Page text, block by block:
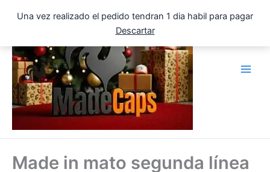
Una vez realizado el pedido tendran 1 dia habil para pagar
Descartar
Made in mato segunda línea